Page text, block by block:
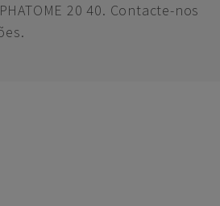
20 40. Contacte-nos